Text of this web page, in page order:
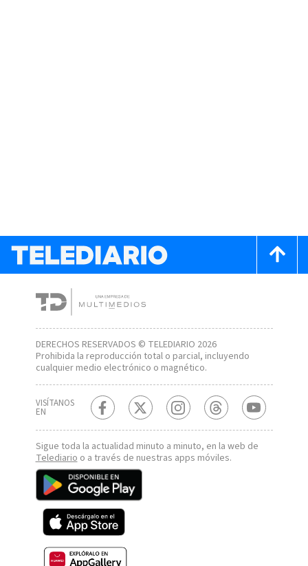
DERECHOS RESERVADOS © TELEDIARIO 2026
Prohibida la reproducción total o parcial, incluyendo
cualquier medio electrónico o magnético.
VISÍTANOS
EN
Sigue toda la actualidad minuto a minuto, en la web de
Telediarioo a través de nuestras apps móviles.